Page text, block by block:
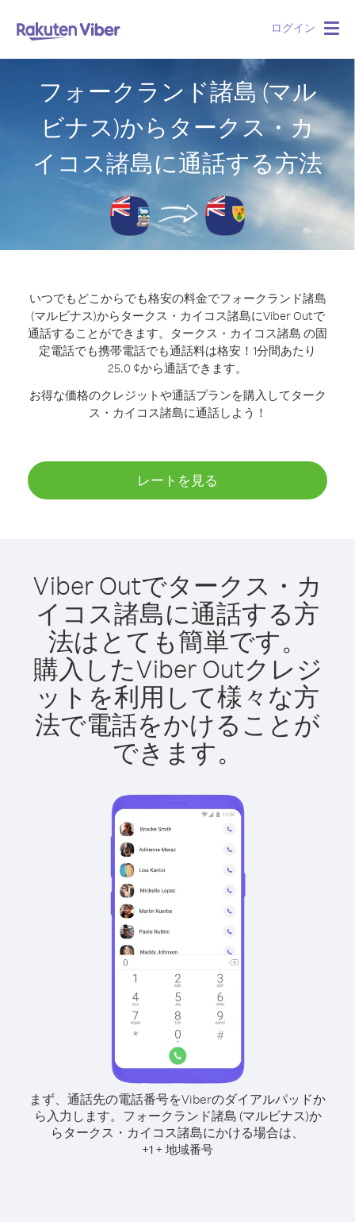
ログイン
フォークランド諸島 (マル
ビナス)からタークス・カ
イコス諸島に通話する方法
いつでもどこからでも格安の料金でフォークランド諸島
(マルビナス)からタークス・カイコス諸島にViber Outで
通話することができます。
タークス・カイコス諸島 の固
定電話でも携帯電話でも通話料は格安！1分間あたり
25.0 ¢から通話できます。
お得な価格のクレジットや通話プランを購入してターク
ス・カイコス諸島に通話しよう！
レートを見る
Viber Outでタークス・カ
イコス諸島に通話する方
法はとても簡単です。
購入したViber Outクレジ
ットを利用して様々な方
法で電話をかけることが
できます。
まず、通話先の電話番号をViberのダイアルパッドか
ら入力します。 フォークランド諸島 (マルビナス)か
らタークス・カイコス諸島にかける場合は、
+1 + 地域番号